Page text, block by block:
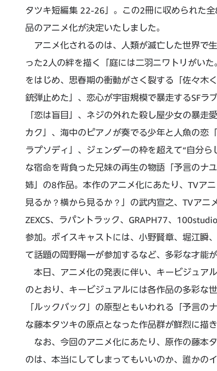
タツキ短編集 22-26」。この2冊に収められた
品のアニメ化が決定いたしました。
アニメ化されるのは、人類が滅亡した世界で
った2人の絆を描く「庭には二羽ニワトリがいた
をはじめ、思春期の衝動がさく裂する「佐々木
銃弾止めた」、恋心が宇宙規模で暴走するSFラ
「恋は盲目」、ネジの外れた殺し屋少女の暴走
カク」、海中のピアノが奏でる少年と人魚の恋
ラプソディ」、ジェンダーの枠を超えて“自分
な宿命を背負った兄妹の再生の物語「予言のナ
姉」の8作品。本作のアニメ化にあたり、TVア
見るか？横から見るか？」の武内宣之、TVアニ
ZEXCS、ラパントラック、GRAPH77、
参加。ボイスキャストには、小野賢章、堀江瞬
て話題の岡野陽一が参加するなど、多彩な才能
本日、アニメ化の発表に伴い、キービジュア
のとおり、キービジュアルには各作品の多彩な
「ルックバック」の原型ともいわれる「予言
な藤本タツキの原点となった作品群が鮮烈に描
なお、今回のアニメ化にあたり、原作の藤本
のは、本当にしてしまってもいいのか、誰かの